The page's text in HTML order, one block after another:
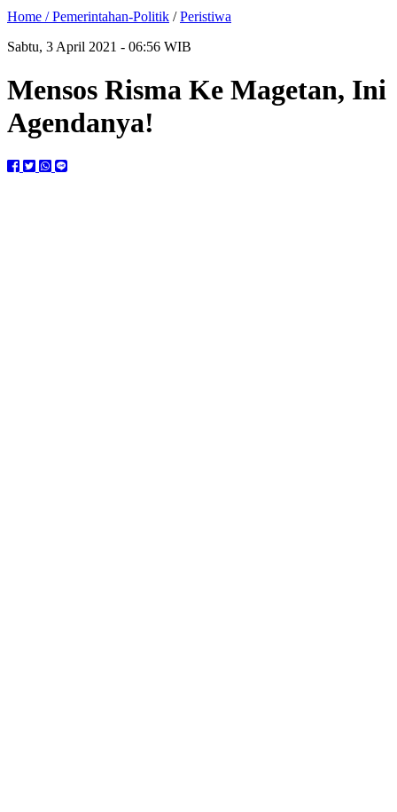
Home /Pemerintahan-Politik /Peristiwa
Sabtu, 3 April 2021 - 06:56 WIB
Mensos Risma Ke Magetan, Ini
Agendanya!